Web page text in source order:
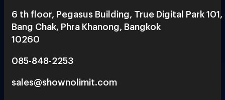
6 th floor, Pegasus Building, True Digital Park 101,
Bang Chak, Phra Khanong, Bangkok
10260
085-848-2253
sales@shownolimit.com